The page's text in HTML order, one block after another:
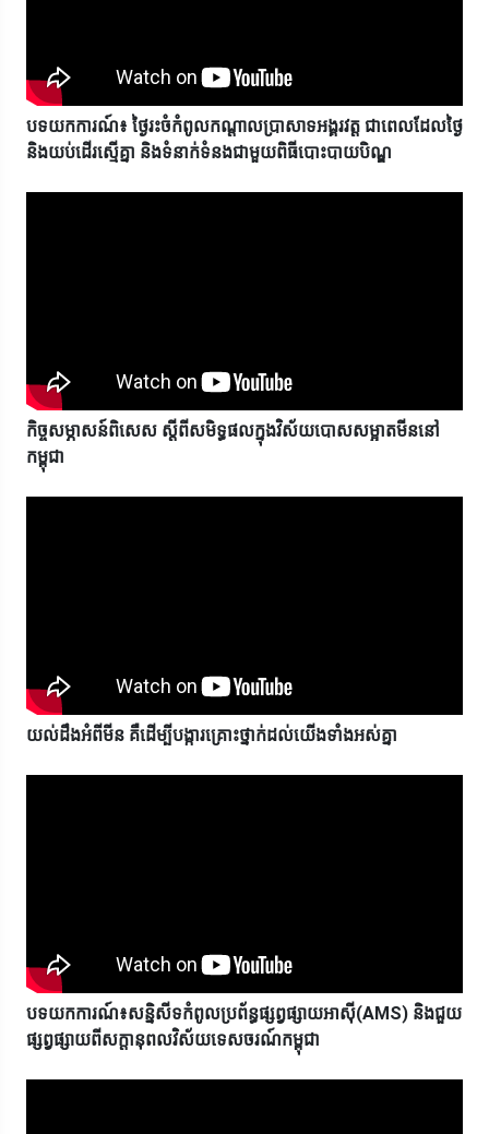
បទយកការណ៍៖ ថ្ងៃរះចំកំពូលកណ្ដាលប្រាសាទអង្គរវត្ត ជាពេលដែលថ្ងៃ
និងយប់ដើរស្មើគ្នា និងទំនាក់ទំនងជាមួយពិធីបោះបាយបិណ្ឌ
កិច្ចសម្ភាសន៍ពិសេស ស្តីពីសមិទ្ធផលក្នុងវិស័យបោសសម្អាតមីននៅ
កម្ពុជា
យល់ដឹងអំពីមីន គឺដើម្បីបង្ការគ្រោះថ្នាក់ដល់យើងទាំងអស់គ្នា
បទយកការណ៍៖សន្និសីទកំពូលប្រព័ន្ធផ្សព្វផ្សាយអាស៊ី(AMS) និងជួយ
ផ្សព្វផ្សាយពីសក្តានុពលវិស័យទេសចរណ៍កម្ពុជា